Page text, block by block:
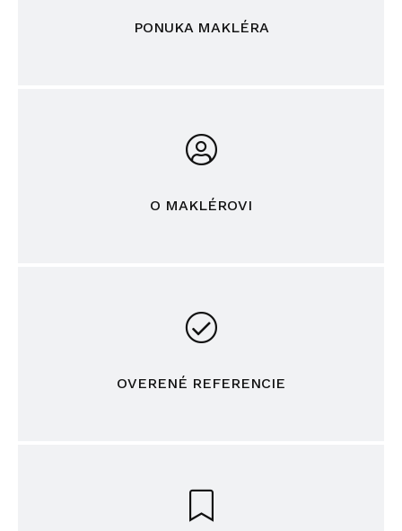
PONUKA MAKLÉRA
O MAKLÉROVI
OVERENÉ REFERENCIE